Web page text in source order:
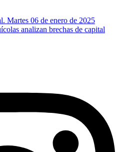
Martes 06 de enero de 2025
analizan brechas de capital